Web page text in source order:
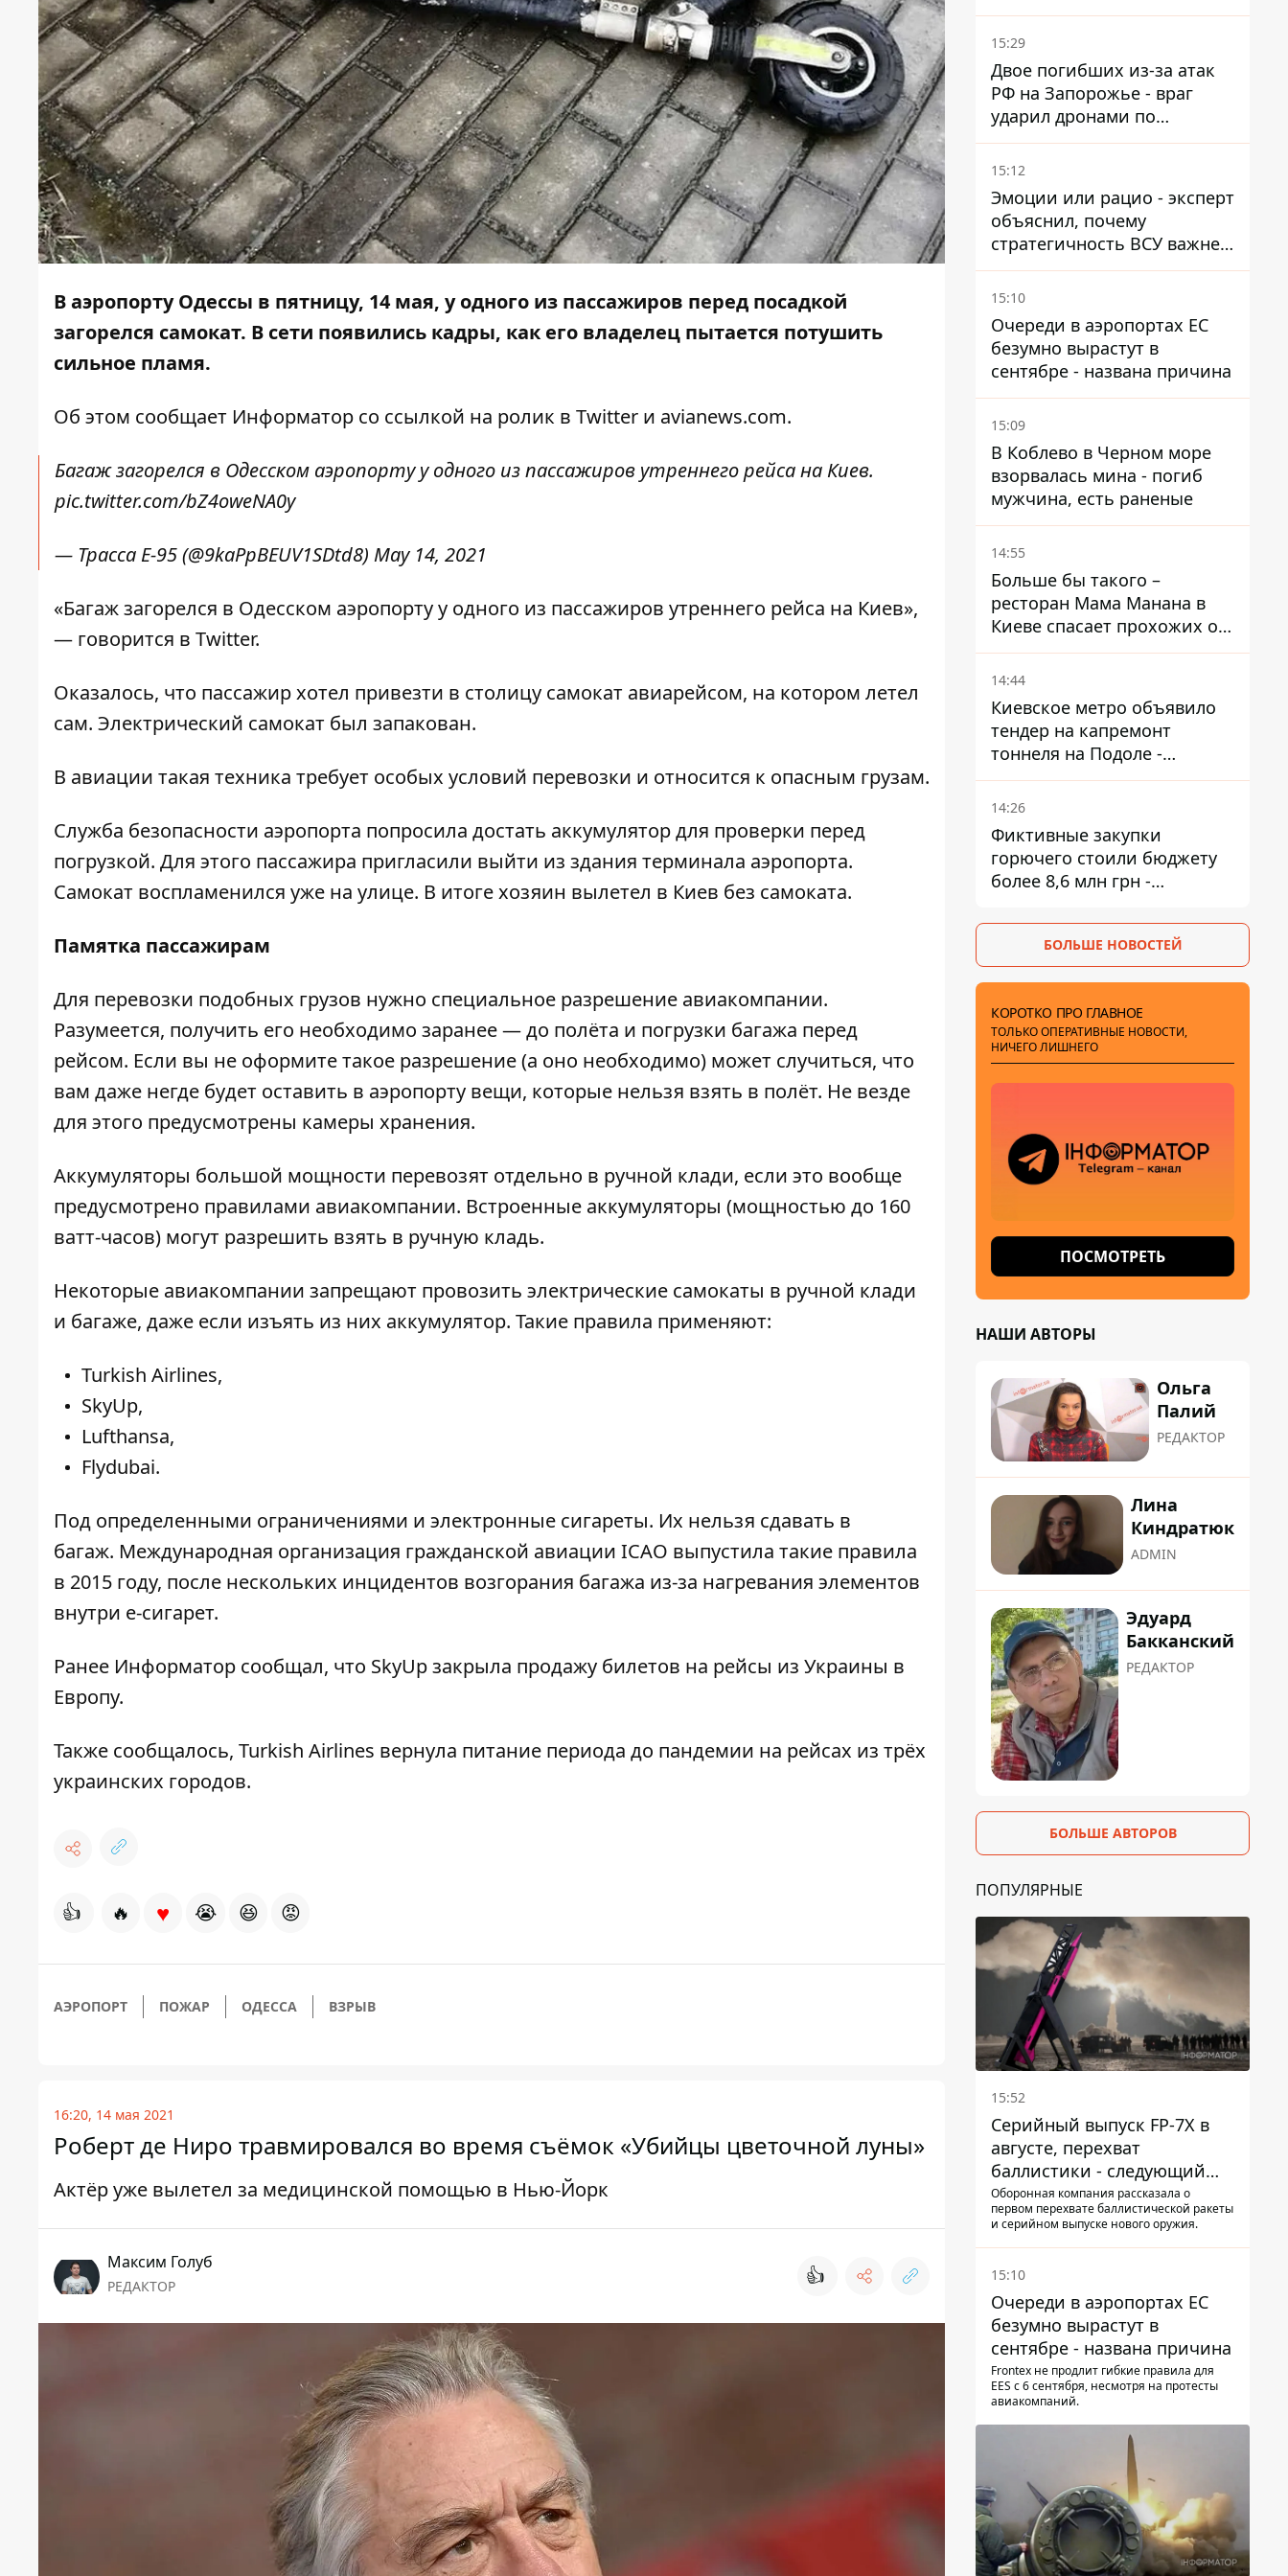
В аэропорту Одессы в пятницу, 14 мая, у одного из пассажиров перед посадкой
загорелся самокат. В сети появились кадры, как его владелец пытается потушить
сильное пламя.
Об этом сообщает Информатор со ссылкой на ролик в Twitter и avianews.com.
Багаж загорелся в Одесском аэропорту у одного из пассажиров утреннего рейса на Киев.
pic.twitter.com/bZ4oweNA0y
— Трасса Е-95 (@9kaPpBEUV1SDtd8) May 14, 2021
«Багаж загорелся в Одесском аэропорту у одного из пассажиров утреннего рейса на Киев»,
— говорится в Twitter.
Оказалось, что пассажир хотел привезти в столицу самокат авиарейсом, на котором летел
сам. Электрический самокат был запакован.
В авиации такая техника требует особых условий перевозки и относится к опасным грузам.
Служба безопасности аэропорта попросила достать аккумулятор для проверки перед
погрузкой. Для этого пассажира пригласили выйти из здания терминала аэропорта.
Самокат воспламенился уже на улице. В итоге хозяин вылетел в Киев без самоката.
Памятка пассажирам
Для перевозки подобных грузов нужно специальное разрешение авиакомпании.
Разумеется, получить его необходимо заранее — до полёта и погрузки багажа перед
рейсом. Если вы не оформите такое разрешение (а оно необходимо) может случиться, что
вам даже негде будет оставить в аэропорту вещи, которые нельзя взять в полёт. Не везде
для этого предусмотрены камеры хранения.
Аккумуляторы большой мощности перевозят отдельно в ручной клади, если это вообще
предусмотрено правилами авиакомпании. Встроенные аккумуляторы (мощностью до 160
ватт-часов) могут разрешить взять в ручную кладь.
Некоторые авиакомпании запрещают провозить электрические самокаты в ручной клади
и багаже, даже если изъять из них аккумулятор. Такие правила применяют:
Turkish Airlines,
SkyUp,
Lufthansa,
Flydubai.
Под определенными ограничениями и электронные сигареты. Их нельзя сдавать в
багаж. Международная организация гражданской авиации ICAO выпустила такие правила
в 2015 году, после нескольких инцидентов возгорания багажа из-за нагревания элементов
внутри е-сигарет.
Ранее Информатор сообщал, что SkyUp закрыла продажу билетов на рейсы из Украины в
Европу.
Также сообщалось, Turkish Airlines вернула питание периода до пандемии на рейсах из трёх
украинских городов.
👍 🔥 ♥ 😭 😆 😡
АЭРОПОРТ ПОЖАР ОДЕССА ВЗРЫВ
16:20, 14 мая 2021
Роберт де Ниро травмировался во время съёмок «Убийцы цветочной луны»
Актёр уже вылетел за медицинской помощью в Нью-Йорк
Максим Голуб
РЕДАКТОР 👍
15:29
Двое погибших из-за атак
РФ на Запорожье - враг
ударил дронами по
автомобилю и поселку
15:12
Эмоции или рацио - эксперт
объяснил, почему
стратегичность ВСУ важнее
эмоциональных атак РФ
15:10
Очереди в аэропортах ЕС
безумно вырастут в
сентябре - названа причина
15:09
В Коблево в Черном море
взорвалась мина - погиб
мужчина, есть раненые
14:55
Больше бы такого –
ресторан Мама Манана в
Киеве спасает прохожих от
жары
14:44
Киевское метро объявило
тендер на капремонт
тоннеля на Подоле -
продлится почти два года
14:26
Фиктивные закупки
горючего стоили бюджету
более 8,6 млн грн -
убытки
БОЛЬШЕ НОВОСТЕЙ
КОРОТКО ПРО ГЛАВНОЕ
ТОЛЬКО ОПЕРАТИВНЫЕ НОВОСТИ,
НИЧЕГО ЛИШНЕГО
ПОСМОТРЕТЬ
НАШИ АВТОРЫ
Ольга
Палий
РЕДАКТОР
Лина
Киндратюк
ADMIN
Эдуард
Бакканский
РЕДАКТОР
БОЛЬШЕ АВТОРОВ
ПОПУЛЯРНЫЕ
15:52
Серийный выпуск FP-7X в
августе, перехват
баллистики - следующий
этап - Fire Point
конкретизировало планы
Оборонная компания рассказала о
первом перехвате баллистической ракеты
и серийном выпуске нового оружия.
15:10
Очереди в аэропортах ЕС
безумно вырастут в
сентябре - названа причина
Frontex не продлит гибкие правила для
EES с 6 сентября, несмотря на протесты
авиакомпаний.